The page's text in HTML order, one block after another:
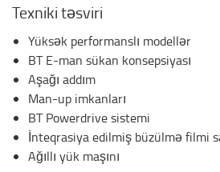
Texniki təsviri
Yüksək performanslı modellər
BT E-man sükan konsepsiyası
Aşağı addım
Man-up imkanları
BT Powerdrive sistemi
İnteqrasiya edilmiş büzülmə filmi
Ağıllı yük maşını